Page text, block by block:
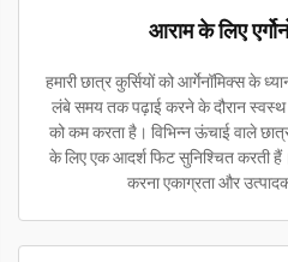
आराम के लिए
हमारी छात्र कुर्सियों को आर्गेनॉमिक्स के
लंबे समय तक पढ़ाई करने के दौरान स्वस्थ
को कम करता है। विभिन्न ऊंचाई वाले
के लिए एक आदर्श फिट सुनिश्चित करती
करना एकाग्रता और